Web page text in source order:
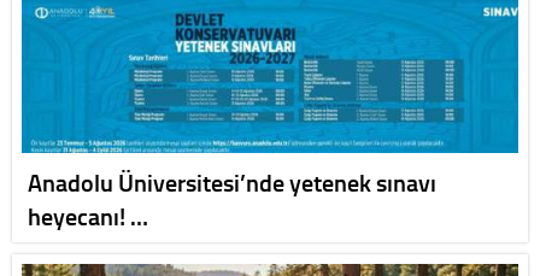
Anadolu Üniversitesi’nde yetenek sınavı
heyecanı! …